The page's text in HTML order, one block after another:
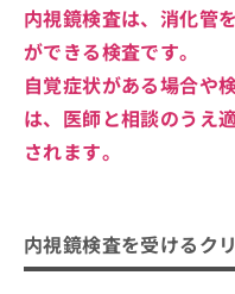
内視鏡検査は、消化管
ができる検査です。
自覚症状がある場合や
は、医師と相談のうえ
されます。
内視鏡検査を受けるク